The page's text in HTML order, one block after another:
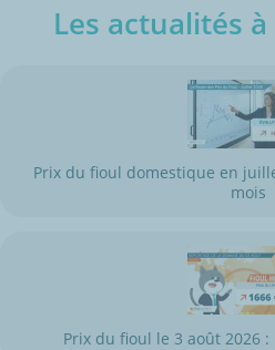
Les actualités
Prix du fioul domestique en
mois
Prix du fioul le 3 août 2026